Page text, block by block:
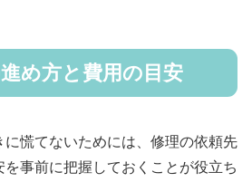
め方と費用の目安
に慌てないためには、修理の依頼先
事前に把握しておくことが役立ち